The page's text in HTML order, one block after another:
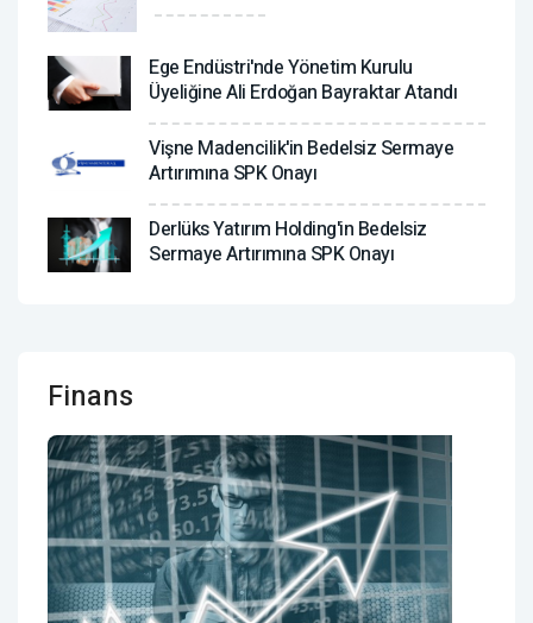
Ege Endüstri'nde Yönetim Kurulu
Üyeliğine Ali Erdoğan Bayraktar Atandı
Vişne Madencilik'in Bedelsiz Sermaye
Artırımına SPK Onayı
Derlüks Yatırım Holding'in Bedelsiz
Sermaye Artırımına SPK Onayı
Finans